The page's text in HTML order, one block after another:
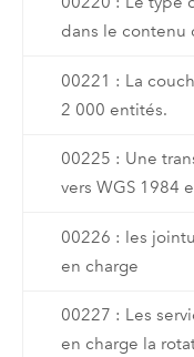
dans le contenu
00221 : La
2 000 entités.
00225 : Une
vers WGS 1984
00226 : les
en charge
00227 : Les
en charge la